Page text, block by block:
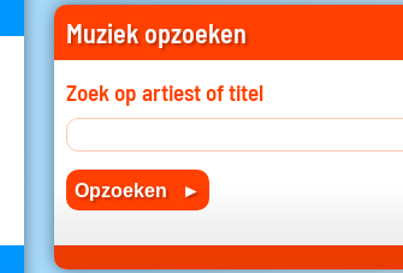
Muziek opzoeken
Zoek op artiest of titel